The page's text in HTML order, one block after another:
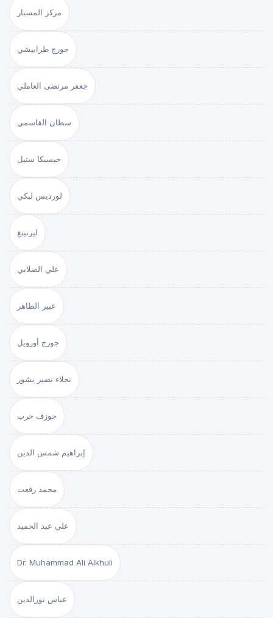
مركز المسبار
جورج طرابيشي
جعفر مرتضى العاملي
سطان القاسمي
جيسيكا ستيل
لورديس لبكي
ليرنينغ
علي الصلابي
عبير الطاهر
جورج أورويل
نجلاء نصير بشور
جوزف حرب
إبراهيم شمس الدين
محمد رفعت
علي عبد الحميد
Dr. Muhammad Ali Alkhuli
عباس نورالدين